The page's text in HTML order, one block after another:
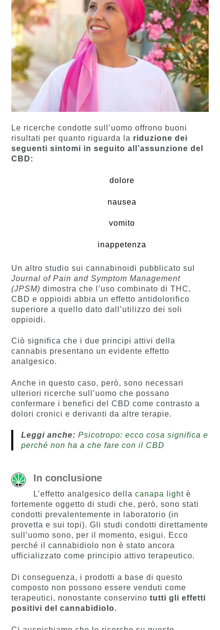
Le ricerche condotte sull’uomo offrono buoni
risultati per quanto riguarda la riduzione dei
seguenti sintomi in seguito all’assunzione del
CBD:
dolore
nausea
vomito
inappetenza
Un altro studio sui cannabinoidi pubblicato sul
Journal of Pain and Symptom Management
(JPSM) dimostra che l’uso combinato di THC,
CBD e oppioidi abbia un effetto antidolorifico
superiore a quello dato dall’utilizzo dei soli
oppioidi.
Ciò significa che i due principi attivi della
cannabis presentano un evidente effetto
analgesico.
Anche in questo caso, però, sono necessari
ulteriori ricerche sull’uomo che possano
confermare i benefici del CBD come contrasto a
dolori cronici e derivanti da altre terapie.
Leggi anche: Psicotropo: ecco cosa significa e
perché non ha a che fare con il CBD
In conclusione
L’effetto analgesico della canapa lightè
fortemente oggetto di studi che, però, sono stati
condotti prevalentemente in laboratorio (in
provetta e sui topi). Gli studi condotti direttamente
sull’uomo sono, per il momento, esigui. Ecco
perché il cannabidiolo non è stato ancora
ufficializzato come principio attivo terapeutico.
Di conseguenza, i prodotti a base di questo
composto non possono essere venduti come
terapeutici, nonostante conservino tutti gli effetti
positivi del cannabidiolo.